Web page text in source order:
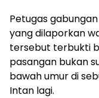
Petugas
yang dilaporkan
tersebut terbukti
pasangan bukan
bawah umur di
Intan lagi.